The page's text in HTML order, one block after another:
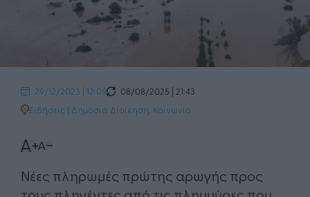
29/12/2023 | 12:09
08/08/2025 | 21:43
Ειδήσεις | Δημόσια Διοίκηση Κοινωνία
Νέες πληρωμές πρώτης αρωγής προς